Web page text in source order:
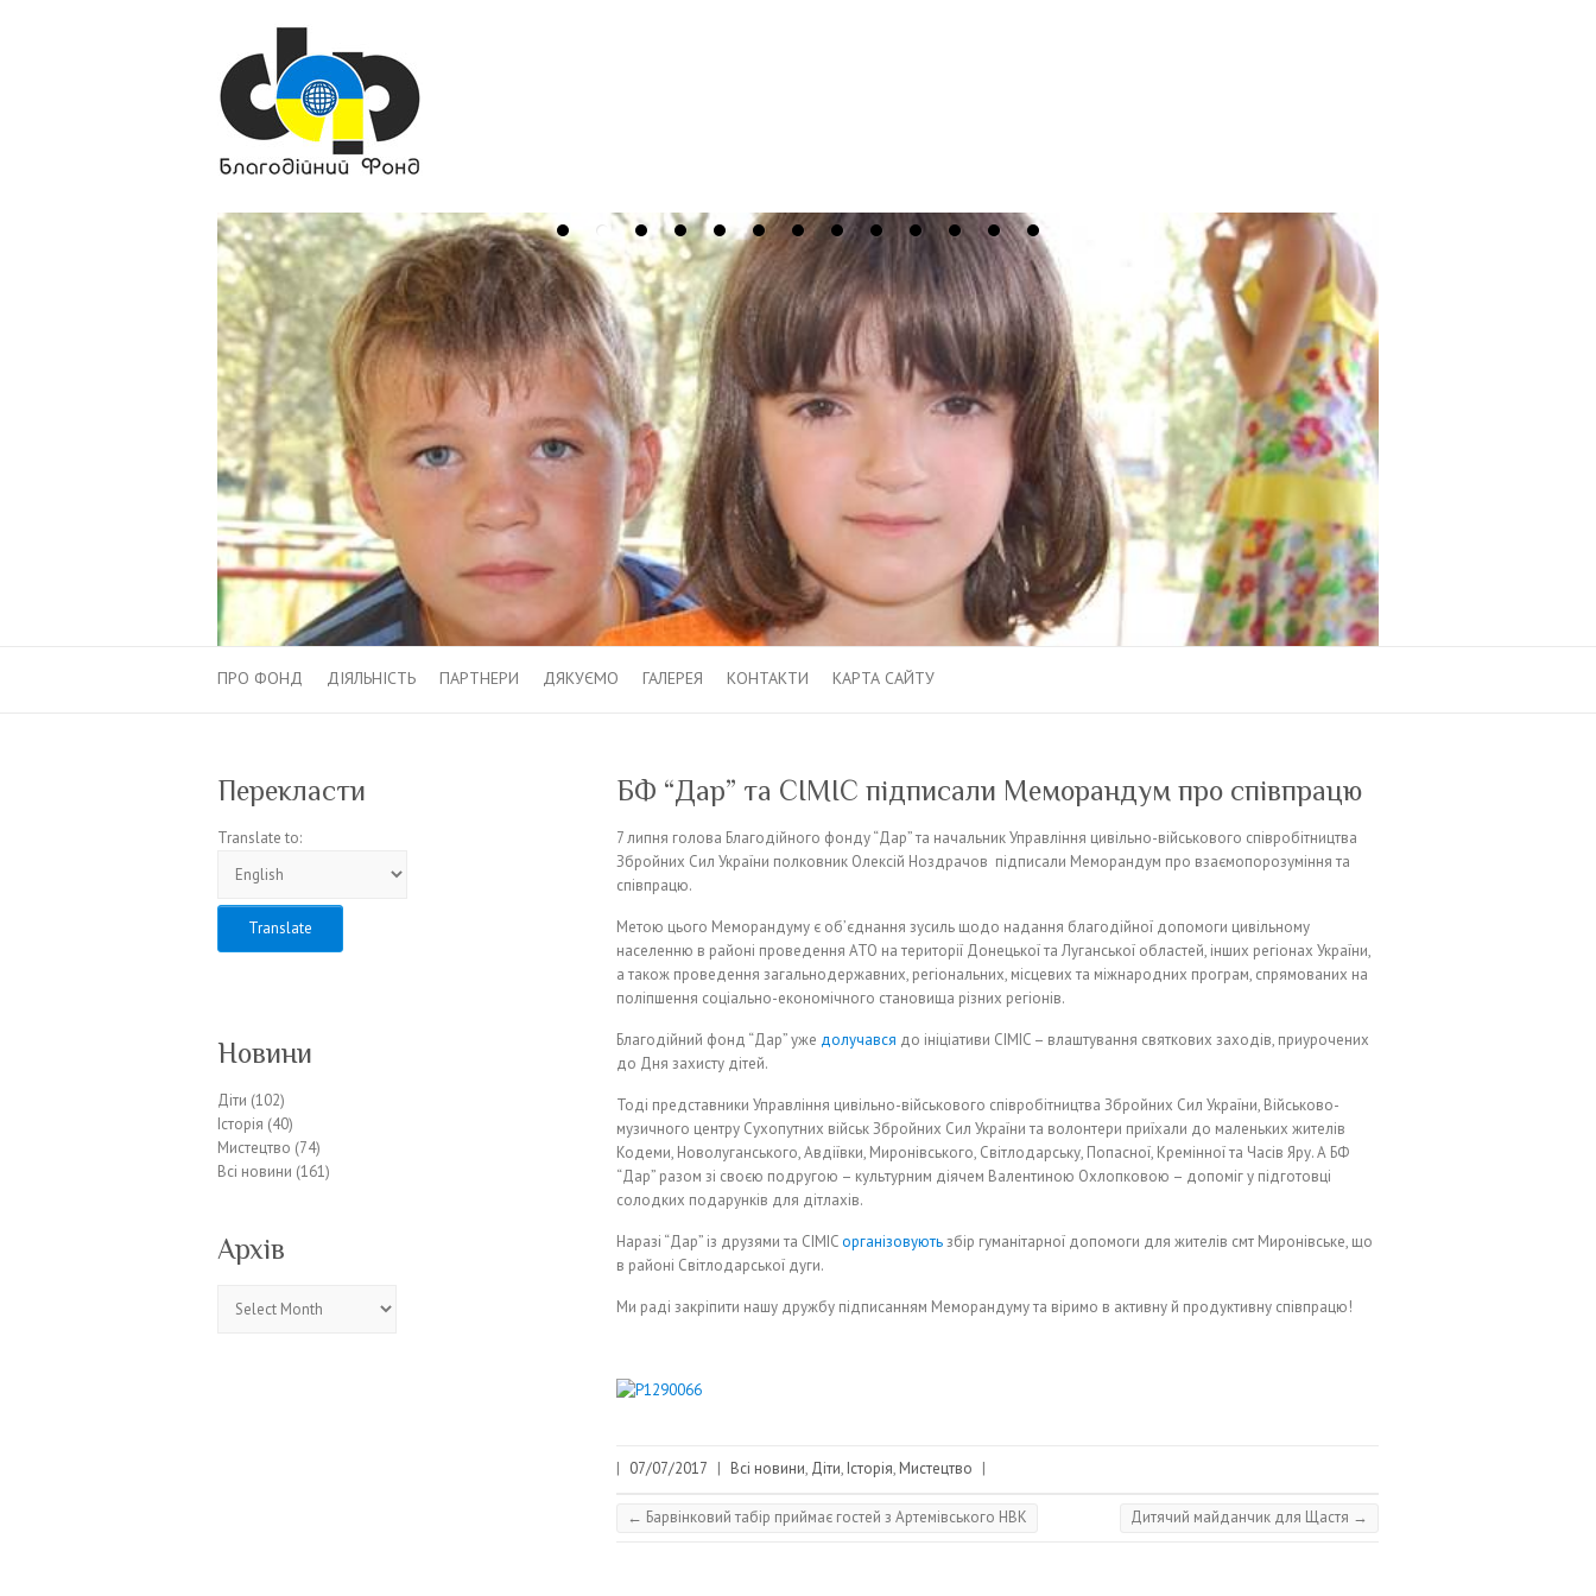
ПРО ФОНД ДІЯЛЬНІСТЬ ПАРТНЕРИ ДЯКУЄМО ГАЛЕРЕЯ КОНТАКТИ КАРТА САЙТУ
БФ “Дар” та CIMIC підписали Меморандум про співпрацю
7 липня голова Благодійного фонду “Дар” та начальник Управління цивільно-військового співробітництва
Збройних Сил України полковник Олексій Ноздрачов підписали Меморандум про взаємопорозуміння та
співпрацю.
Метою цього Меморандуму є об’єднання зусиль щодо надання благодійної допомоги цивільному
населенню в районі проведення АТО на території Донецької та Луганської областей, інших регіонах України,
а також проведення загальнодержавних, регіональних, місцевих та міжнародних програм, спрямованих на
поліпшення соціально-економічного становища різних регіонів.
Благодійний фонд “Дар” уже долучався до ініціативи CIMIC – влаштування святкових заходів, приурочених
до Дня захисту дітей.
Тоді представники Управління цивільно-військового співробітництва Збройних Сил України, Військово-
музичного центру Сухопутних військ Збройних Сил України та волонтери приїхали до маленьких жителів
Кодеми, Новолуганського, Авдіївки, Миронівського, Світлодарську, Попасної, Кремінної та Часів Яру. А БФ
“Дар” разом зі своєю подругою – культурним діячем Валентиною Охлопковою – допоміг у підготовці
солодких подарунків для дітлахів.
Наразі “Дар” із друзями та CIMICорганізовуютьзбір гуманітарної допомоги для жителів смт Миронівське, що
в районі Світлодарської дуги.
Ми раді закріпити нашу дружбу підписанням Меморандуму та віримо в активну й продуктивну співпрацю!
| 07/07/2017 | Всі новини, Діти, Історія, Мистецтво |
← Барвінковий табір приймає гостей з Артемівського НВК Дитячий майданчик для Щастя →
Перекласти
Translate to:
Новини
Діти (102)
Історія (40)
Мистецтво (74)
Всі новини (161)
Архів